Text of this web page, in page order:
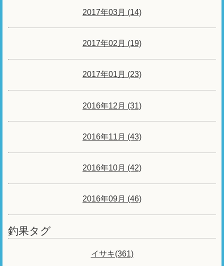
2017年03月 (14)
2017年02月 (19)
2017年01月 (23)
2016年12月 (31)
2016年11月 (43)
2016年10月 (42)
2016年09月 (46)
釣果タグ
イサキ(361)